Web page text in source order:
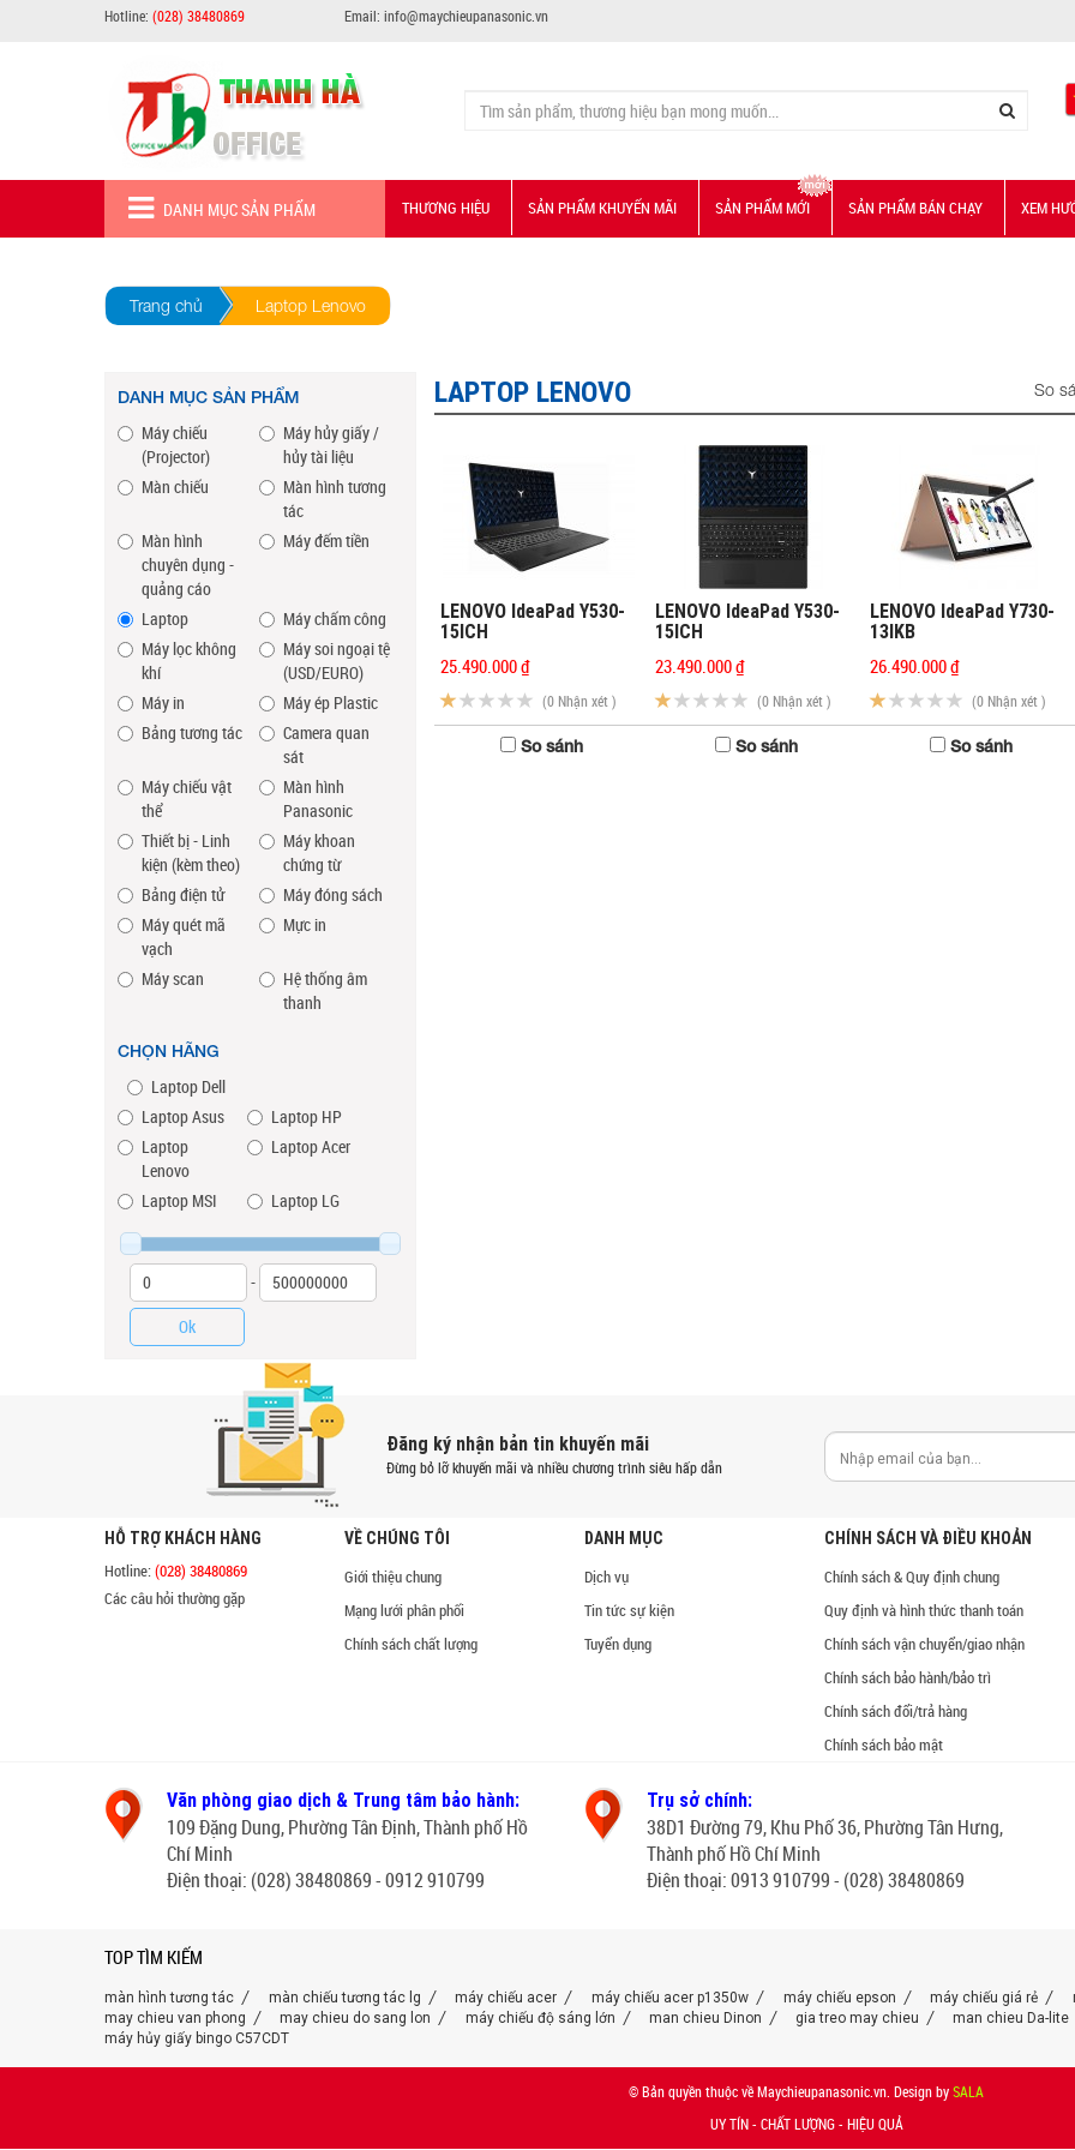
Hotline: (028) 38480869 Email: info@maychieupanasonic.vn
DANH MỤC SẢN PHẨM THƯƠNG HIỆU SẢN PHẨM KHUYẾN MÃI SẢN PHẨM MỚI SẢN PHẨM BÁN CHẠY XEM
Trang chủ Laptop Lenovo
DANH MỤC SẢN PHẨM
Máy chiếu
(Projector)
Máy hủy giấy /
hủy tài liệu
Màn chiếu
Màn hình tương
tác
Màn hình
chuyên dụng -
quảng cáo
Máy đếm tiền
Laptop
Máy chấm công
Máy lọc không
khí
Máy soi ngoại tệ
(USD/EURO)
Máy in
Máy ép Plastic
Bảng tương tác
Camera quan
sát
Máy chiếu vật
thể
Màn hình
Panasonic
Thiết bị - Linh
kiện (kèm theo)
Máy khoan
chứng từ
Bảng điện tử
Máy đóng sách
Máy quét mã
vạch
Mực in
Máy scan
Hệ thống âm
thanh
CHỌN HÃNG
Laptop Dell
Laptop Asus
Laptop HP
Laptop
Lenovo
Laptop Acer
Laptop MSI Laptop LG
-
Ok
LAPTOP LENOVO So
LENOVO IdeaPad Y530-
15ICH
25.490.000 ₫
(0 Nhận xét )
So sánh
LENOVO IdeaPad Y530-
15ICH
23.490.000 ₫
(0 Nhận xét )
So sánh
LENOVO IdeaPad Y730-
13IKB
26.490.000 ₫
(0 Nhận xét )
So sánh
Đăng ký nhận bản tin khuyến mãi
Đừng bỏ lỡ khuyến mãi và nhiều chương trình siêu hấp dẫn
HỖ TRỢ KHÁCH HÀNG
Hotline:(028) 38480869
Các câu hỏi thường gặp
VỀ CHÚNG TÔI
Giới thiệu chung
Mạng lưới phân phối
Chính sách chất lượng
DANH MỤC
Dịch vụ
Tin tức sự kiện
Tuyển dụng
CHÍNH SÁCH VÀ ĐIỀU KHOẢN
Chính sách & Quy định chung
Quy định và hình thức thanh toán
Chính sách vận chuyển/giao nhận
Chính sách bảo hành/bảo trì
Chính sách đổi/trả hàng
Chính sách bảo mật
Văn phòng giao dịch & Trung tâm bảo hành:
109 Đặng Dung, Phường Tân Định, Thành phố Hồ
Chí Minh
Điện thoại: (028) 38480869 - 0912 910799
Trụ sở chính:
38D1 Đường 79, Khu Phố 36, Phường Tân Hưng,
Thành phố Hồ Chí Minh
Điện thoại: 0913 910799 - (028) 38480869
TOP TÌM KIẾM
màn hình tương tác màn chiếu tương tác lg máy chiếu acer máy chiếu acer p1350w máy chiếu epson máy chiếu giá rẻ
may chieu van phong
may chieu do sang lon máy chiếu độ sáng lớn man chieu Dinon gia treo may chieu man chieu Da-lite
máy hủy giấy bingo C57CDT
© Bản quyền thuộc về Maychieupanasonic.vn. Design bySALA
UY TÍN - CHẤT LƯỢNG - HIỆU QUẢ